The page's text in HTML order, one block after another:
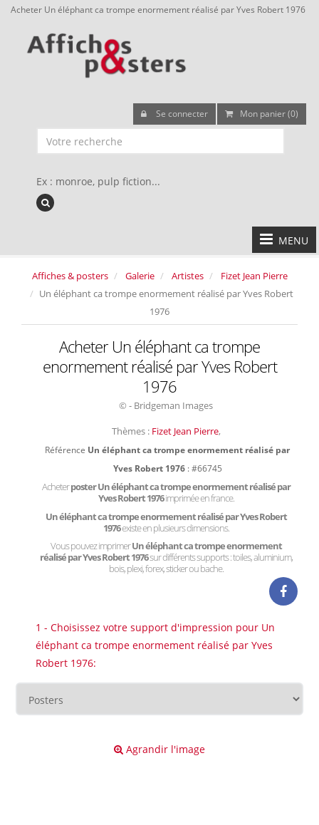
Acheter Un éléphant ca trompe enormement réalisé par Yves Robert 1976
Se connecter Mon panier (0)
Ex : monroe, pulp fiction...
MENU
Affiches & posters Galerie Artistes
Fizet Jean Pierre
Un éléphant ca trompe enormement réalisé par Yves Robert
1976
Acheter Un éléphant ca trompe
enormement réalisé par Yves Robert
1976
© - Bridgeman Images
Thèmes : Fizet Jean Pierre,
Référence Un éléphant ca trompe enormement réalisé par
Yves Robert 1976 : #66745
Acheterposter Un éléphant ca trompe enormement réalisé par
Yves Robert 1976imprimée en france.
Un éléphant ca trompe enormement réalisé par Yves Robert
1976existe en plusieurs dimensions.
Vous pouvez imprimerUn éléphant ca trompe enormement
réalisé par Yves Robert 1976sur différents supports : toiles, aluminium,
bois, plexi, forex, sticker ou bache.
1 - Choisissez votre support d'impression pour Un
éléphant ca trompe enormement réalisé par Yves
Robert 1976:
Agrandir l'image